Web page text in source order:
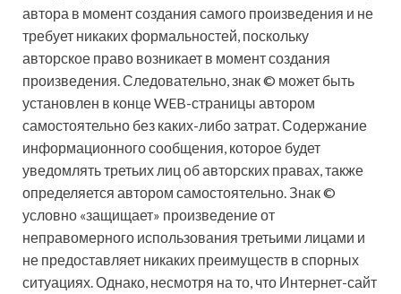
автора в момент создания самого произведения и не
требует никаких формальностей, поскольку
авторское право возникает в момент создания
произведения. Следовательно, знак © может быть
установлен в конце WEB-страницы автором
самостоятельно без каких-либо затрат. Содержание
информационного сообщения, которое будет
уведомлять третьих лиц об авторских правах, также
определяется автором самостоятельно. Знак ©
условно «защищает» произведение от
неправомерного использования третьими лицами и
не предоставляет никаких преимуществ в спорных
ситуациях. Однако, несмотря на то, что Интернет-сайт